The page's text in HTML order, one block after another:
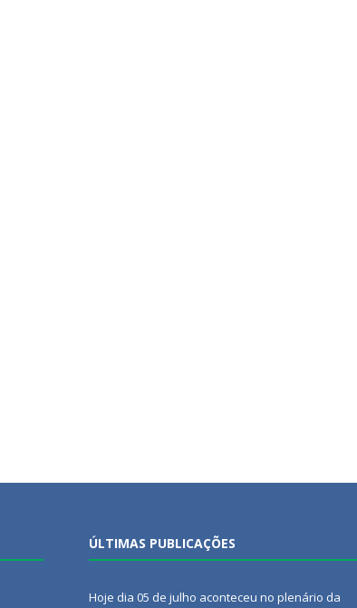
ÚLTIMAS PUBLICAÇÕES
Hoje dia 05 de julho aconteceu no plenário da